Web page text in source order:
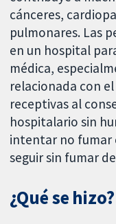
cánceres,
pulmonares. Las
en un hospital
médica,
relacionada con
receptivas al
hospitalario sin
intentar no fumar
seguir sin fumar
¿Qué se hizo?